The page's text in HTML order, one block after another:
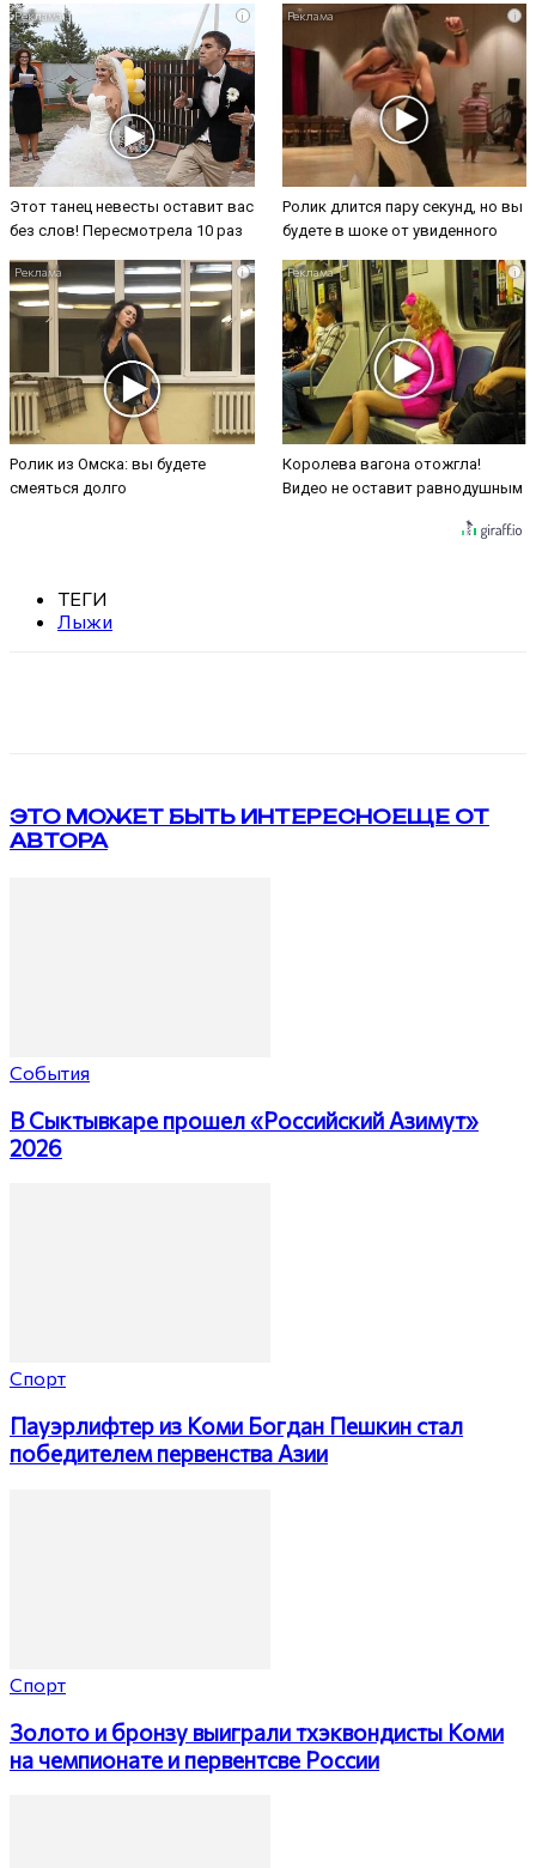
i
Этот танец невесты оставит вас
без слов! Пересмотрела 10 раз
i
Ролик длится пару секунд, но вы
будете в шоке от увиденного
i
Ролик из Омска: вы будете
смеяться долго
i
Королева вагона отожгла!
Видео не оставит равнодушным
ТЕГИ
Лыжи
ЭТО МОЖЕТ БЫТЬ ИНТЕРЕСНОЕЩЕ ОТ
АВТОРА
События
В Сыктывкаре прошел «Российский Азимут»
2026
Спорт
Пауэрлифтер из Коми Богдан Пешкин стал
победителем первенства Азии
Спорт
Золото и бронзу выиграли тхэквондисты Коми
на чемпионате и первентсве России